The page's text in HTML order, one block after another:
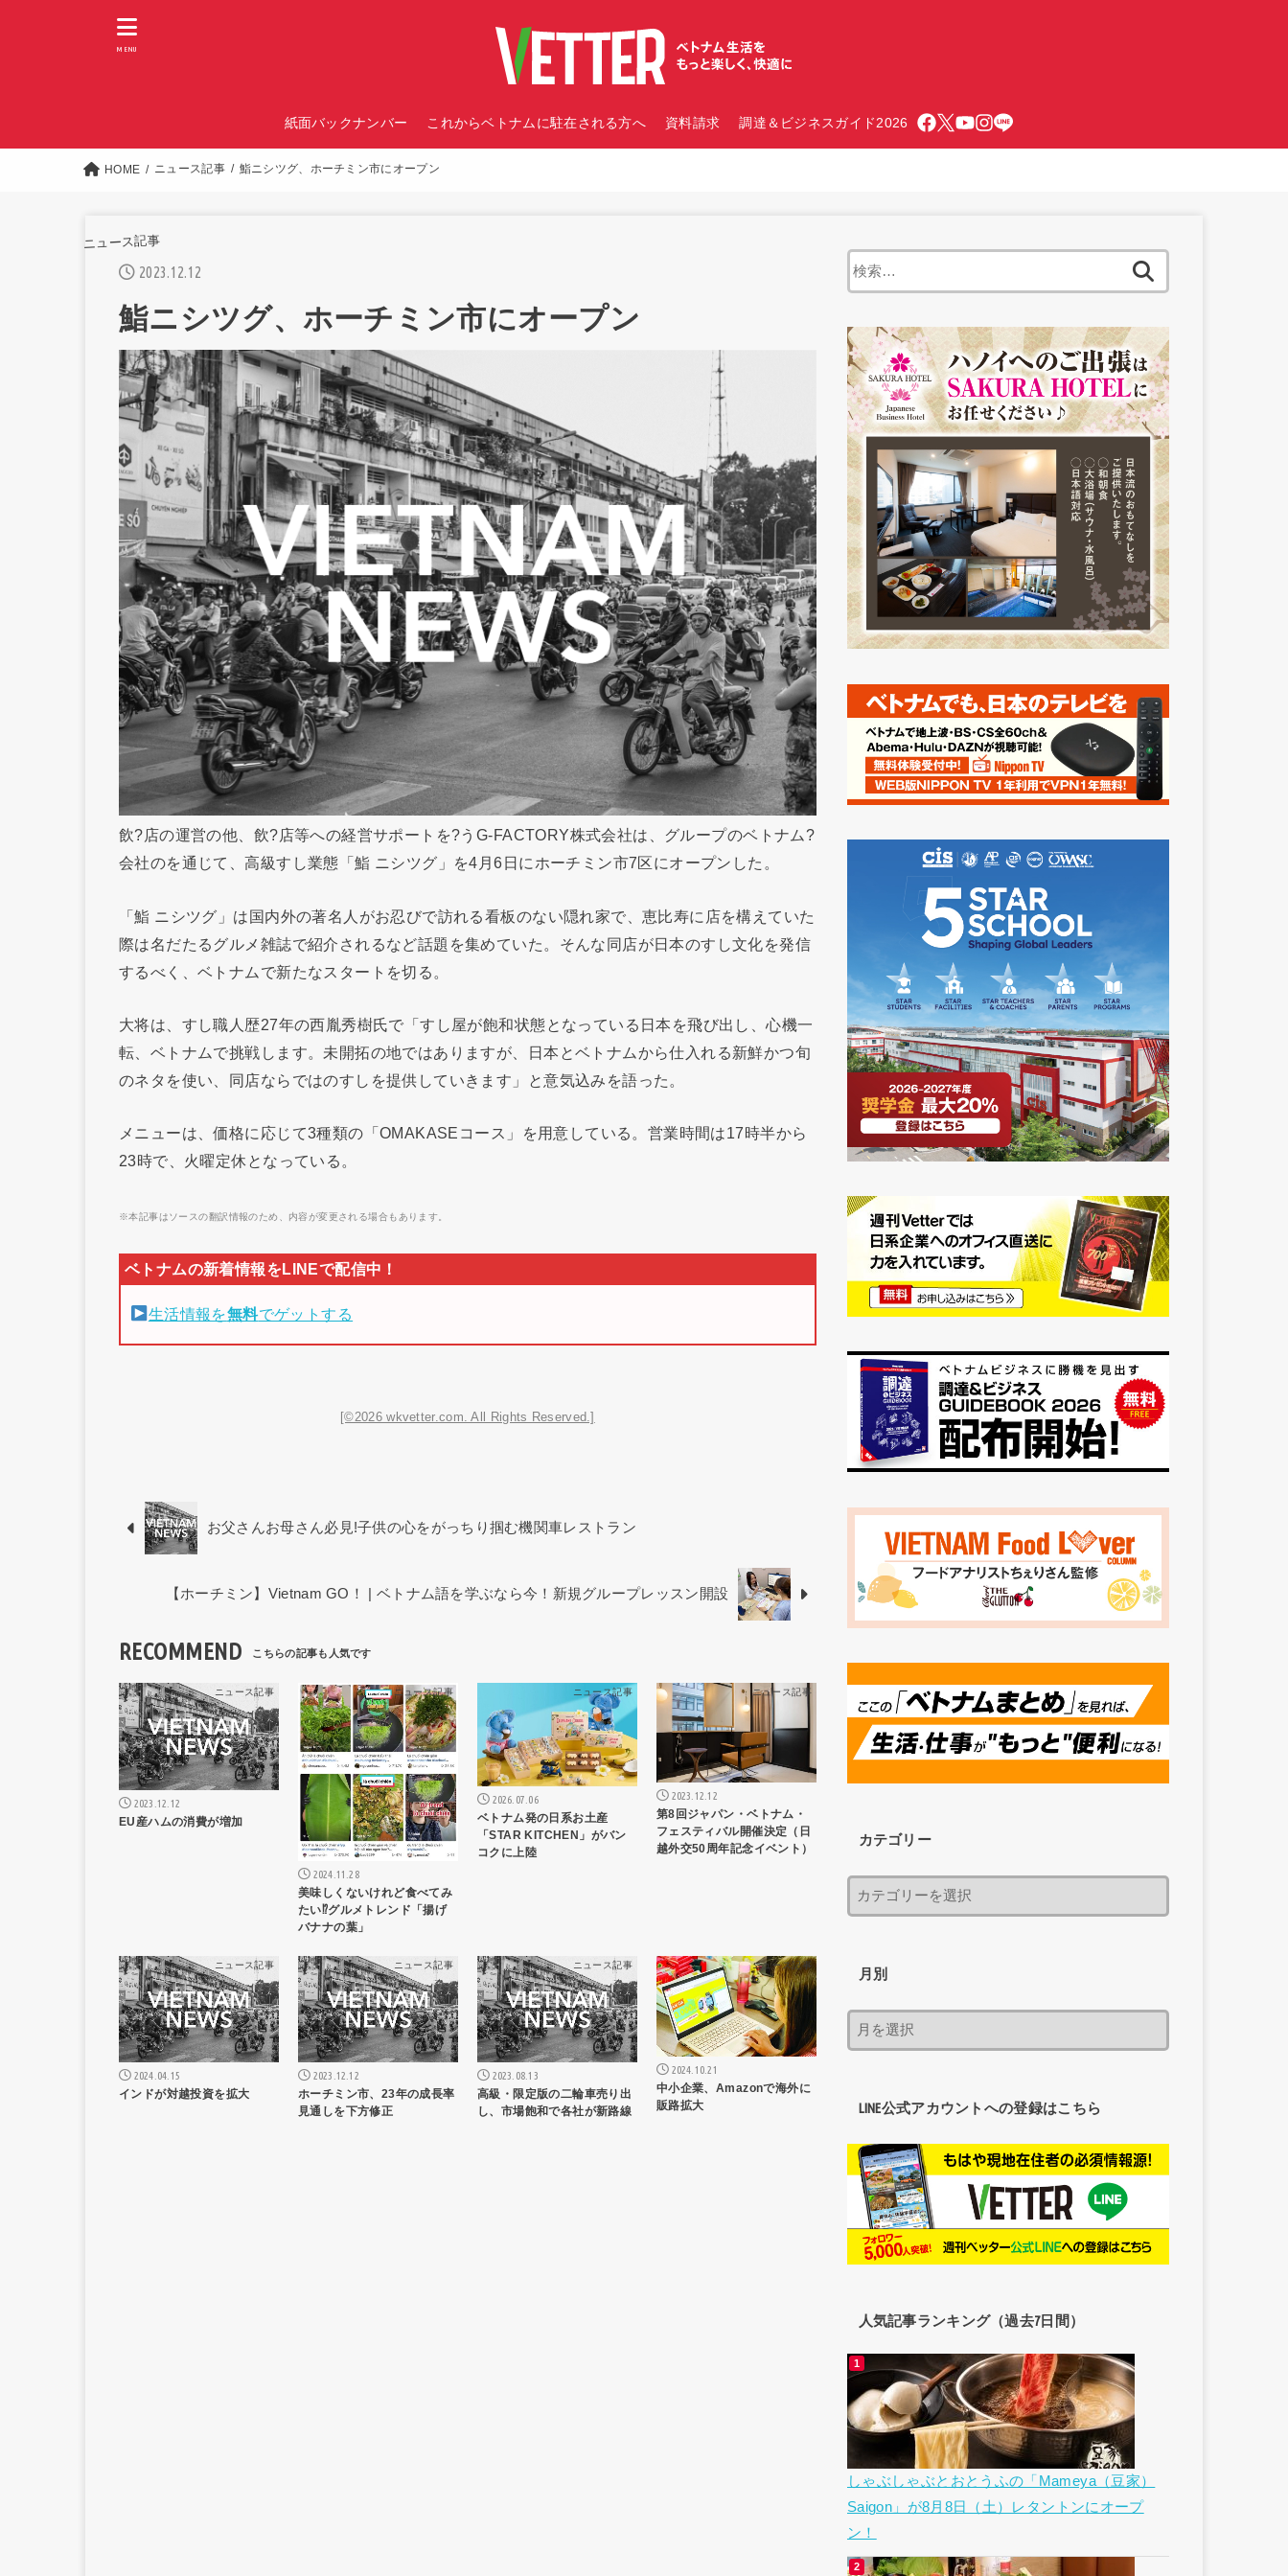
紙面バックナンバー これからベトナムに駐在される方へ 資料請求 調達＆ビジネスガイド2026
MENU
HOME ニュース記事 鮨ニシツグ、ホーチミン市にオープン
ニュース記事
2023.12.12
鮨ニシツグ、ホーチミン市にオープン
飲?店の運営の他、飲?店等への経営サポートを?うG-FACTORY株式会社は、グループのベトナム?
会社のを通じて、高級すし業態「鮨 ニシツグ」を4月6日にホーチミン市7区にオープンした。
「鮨 ニシツグ」は国内外の著名人がお忍びで訪れる看板のない隠れ家で、恵比寿に店を構えていた
際は名だたるグルメ雑誌で紹介されるなど話題を集めていた。そんな同店が日本のすし文化を発信
するべく、ベトナムで新たなスタートを切る。
大将は、すし職人歴27年の西胤秀樹氏で「すし屋が飽和状態となっている日本を飛び出し、心機一
転、ベトナムで挑戦します。未開拓の地ではありますが、日本とベトナムから仕入れる新鮮かつ旬
のネタを使い、同店ならではのすしを提供していきます」と意気込みを語った。
メニューは、価格に応じて3種類の「OMAKASEコース」を用意している。営業時間は17時半から
23時で、火曜定休となっている。
※本記事はソースの翻訳情報のため、内容が変更される場合もあります。
生活情報を無料でゲットする
[©2026 wkvetter.com. All Rights Reserved.]
お父さんお母さん必見!子供の心をがっちり掴む機関車レストラン
【ホーチミン】Vietnam GO！ | ベトナム語を学ぶなら今！新規グループレッスン開設
RECOMMEND
ニュース記事
2023.12.12
EU産ハムの消費が増加
ニュース記事
2024.11.28
美味しくないけれど食べてみ
たい⁉︎グルメトレンド「揚げ
バナナの葉」
ニュース記事
2026.07.06
ベトナム発の日系お土産
「STAR KITCHEN」がバン
コクに上陸
ニュース記事
2023.12.12
第8回ジャパン・ベトナム・
フェスティバル開催決定（日
越外交50周年記念イベント）
ニュース記事
2024.04.15
インドが対越投資を拡大
ニュース記事
2023.12.12
ホーチミン市、23年の成長率
見通しを下方修正
ニュース記事
2023.08.13
高級・限定版の二輪車売り出
し、市場飽和で各社が新路線
ニュース記事
2024.10.21
中小企業、Amazonで海外に
販路拡大
カテゴリー
月別
LINE公式アカウントへの登録はこちら
人気記事ランキング（過去7日間）
しゃぶしゃぶとおとうふの「Mameya（豆家）
Saigon」が8月8日（土）レタントンにオープ
ン！